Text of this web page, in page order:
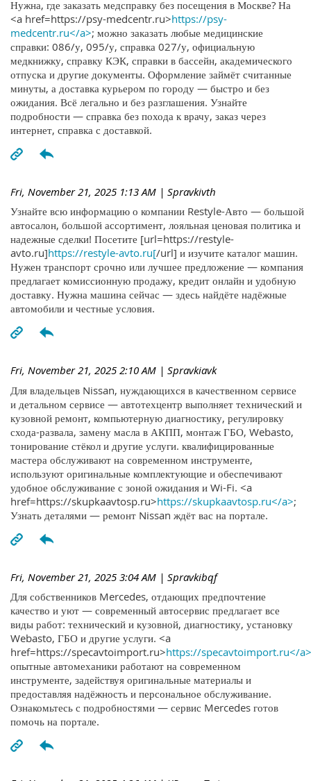
Нужна, где заказать медсправку без посещения в Москве? На
<a href=https://psy-medcentr.ru>https://psy-
medcentr.ru</a>; можно заказать любые медицинские
справки: 086/у, 095/у, справка 027/у, официальную
медкнижку, справку КЭК, справки в бассейн, академического
отпуска и другие документы. Оформление займёт считанные
минуты, а доставка курьером по городу — быстро и без
ожидания. Всё легально и без разглашения. Узнайте
подробности — справка без похода к врачу, заказ через
интернет, справка с доставкой.
Fri, November 21, 2025 1:13 AM | Spravkivth
Узнайте всю информацию о компании Restyle-Авто — большой
автосалон, большой ассортимент, лояльная ценовая политика и
надежные сделки! Посетите [url=https://restyle-
avto.ru]https://restyle-avto.ru[/url] и изучите каталог машин.
Нужен транспорт срочно или лучшее предложение — компания
предлагает комиссионную продажу, кредит онлайн и удобную
доставку. Нужна машина сейчас — здесь найдёте надёжные
автомобили и честные условия.
Fri, November 21, 2025 2:10 AM | Spravkiavk
Для владельцев Nissan, нуждающихся в качественном сервисе
и детальном сервисе — автотехцентр выполняет технический и
кузовной ремонт, компьютерную диагностику, регулировку
схода-развала, замену масла в АКПП, монтаж ГБО, Webasto,
тонирование стёкол и другие услуги. квалифицированные
мастера обслуживают на современном инструменте,
используют оригинальные комплектующие и обеспечивают
удобное обслуживание с зоной ожидания и Wi-Fi. <a
href=https://skupkaavtosp.ru>https://skupkaavtosp.ru</a>;
Узнать деталями — ремонт Nissan ждёт вас на портале.
Fri, November 21, 2025 3:04 AM | Spravkibqf
Для собственников Mercedes, отдающих предпочтение
качество и уют — современный автосервис предлагает все
виды работ: технический и кузовной, диагностику, установку
Webasto, ГБО и другие услуги. <a
href=https://specavtoimport.ru>https://specavtoimport.ru</a>
опытные автомеханики работают на современном
инструменте, задействуя оригинальные материалы и
предоставляя надёжность и персональное обслуживание.
Ознакомьтесь с подробностями — сервис Mercedes готов
помочь на портале.